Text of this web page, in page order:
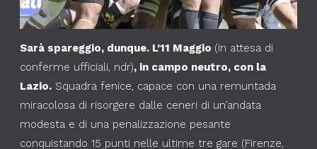
Sarà spareggio, dunque. L’11 Maggio (in attesa di
conferme ufficiali, ndr), in campo neutro, con la
Lazio. Squadra fenice, capace con una remuntada
miracolosa di risorgere dalle ceneri di un’andata
modesta e di una penalizzazione pesante
conquistando 15 punti nelle ultime tre gare (Firenze,